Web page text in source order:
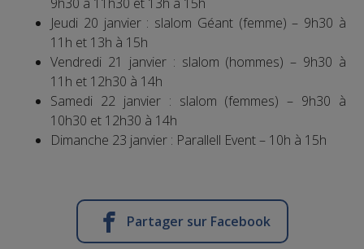
Jeudi 20 janvier : slalom Géant (femme) – 9h30 à
11h et 13h à 15h
Vendredi 21 janvier : slalom (hommes) – 9h30 à
11h et 12h30 à 14h
Samedi 22 janvier : slalom (femmes) – 9h30 à
10h30 et 12h30 à 14h
Dimanche 23 janvier : Parallell Event – 10h à 15h
Partager sur Facebook